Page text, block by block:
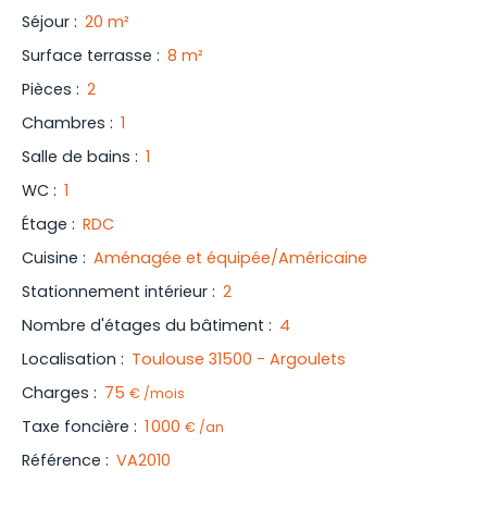
Séjour : 20 m²
Surface terrasse : 8 m²
Pièces : 2
Chambres : 1
Salle de bains : 1
WC : 1
Étage : RDC
Cuisine : Aménagée et équipée/Américaine
Stationnement intérieur : 2
Nombre d'étages du bâtiment : 4
Localisation : Toulouse 31500 - Argoulets
Charges : 75 € /mois
Taxe foncière : 1 000 € /an
Référence : VA2010